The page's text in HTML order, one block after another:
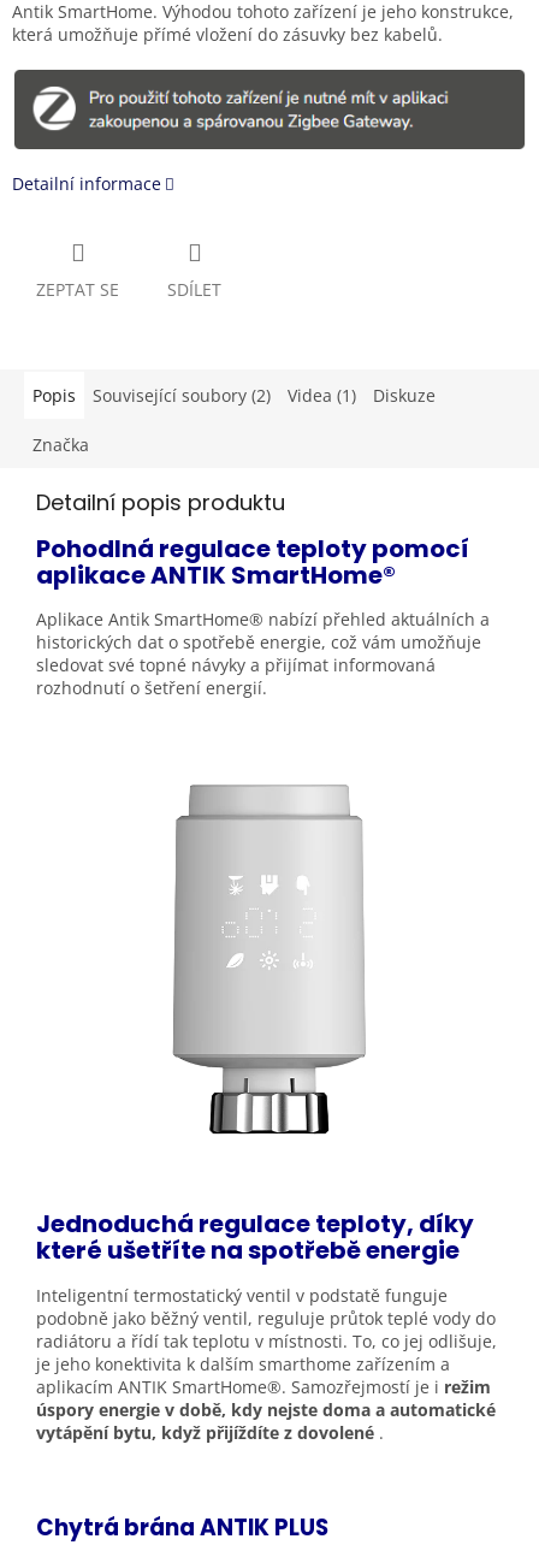
Antik SmartHome. Výhodou tohoto zařízení je jeho konstrukce,
která umožňuje přímé vložení do zásuvky bez kabelů.
Detailní informace
ZEPTAT SE SDÍLET
Popis Související soubory (2) Videa (1) Diskuze
Značka
Detailní popis produktu
Pohodlná regulace teploty pomocí
aplikace ANTIKSmartHome®
Aplikace Antik SmartHome® nabízí přehled aktuálních a
historických dat o spotřebě energie, což vám umožňuje
sledovat své topné návyky a přijímat informovaná
rozhodnutí o šetření energií.
Jednoduchá regulace teploty, díky
které ušetříte na spotřeběenergie
Inteligentní termostatický ventil v podstatě funguje
podobně jako běžný ventil, reguluje průtok teplé vody do
radiátoru a řídí tak teplotu v místnosti. To, co jej odlišuje,
je jeho konektivita k dalším smarthome zařízením a
aplikacím ANTIK SmartHome®. Samozřejmostí je i režim
úspory energie v době, kdy nejste doma a automatické
vytápění bytu, když přijíždíte z dovolené .
Chytrá brána ANTIK PLUS